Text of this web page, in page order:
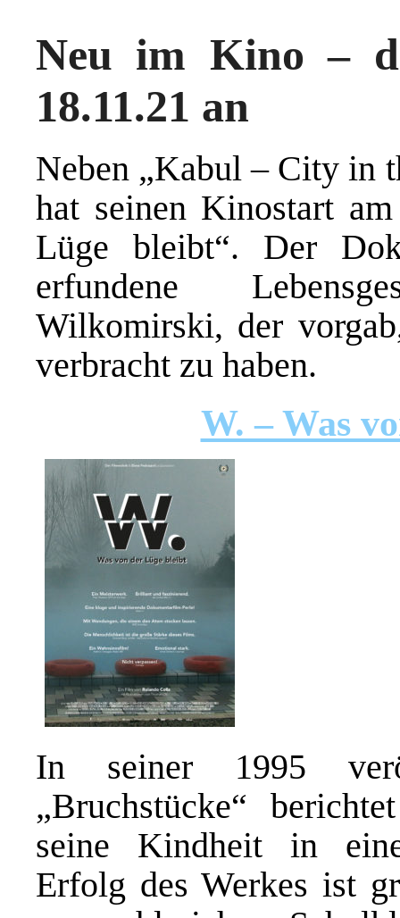
Neu im Kino –
18.11.21 an
Neben „Kabul – City in
hat seinen Kinostart
Lüge bleibt“. Der
erfundene
Wilkomirski, der
verbracht zu haben.
W. – Was
In seiner 1995
„Bruchstücke“
seine Kindheit in
Erfolg des Werkes ist